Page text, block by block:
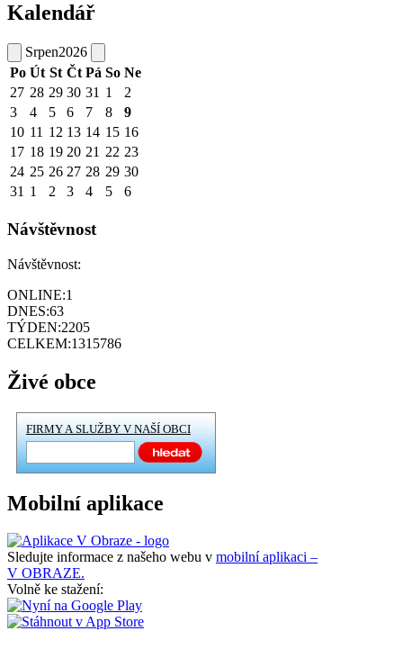
Kalendář
Srpen2026
Po Út St Čt Pá So Ne
27 28 29 30 31 1
2
3
4 5 6 7 8
9
10 11 12 13 14 15 16
17 18 19 20 21 22 23
24 25 26 27 28 29 30
31 1 2 3 4 5 6
Návštěvnost
Návštěvnost:
ONLINE:1
DNES:63
TÝDEN:2205
CELKEM:1315786
Živé obce
FIRMY A SLUŽBY V NAŠÍ OBCI
Mobilní aplikace
Sledujte informace z našeho webu v mobilní aplikaci –
V OBRAZE.
Volně ke stažení: